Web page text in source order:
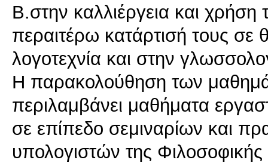
B.στην καλλιέργεια και
περαιτέρω κατάρτισή τους σε
λογοτεχνία και στην
Η παρακολούθηση των
περιλαμβάνει μαθήματα
σε επίπεδο σεμιναρίων και
υπολογιστών της